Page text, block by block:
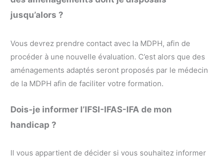
jusqu’alors ?
Vous devrez prendre contact avec la MDPH, afin de
procéder à une nouvelle évaluation. C’est alors que des
aménagements adaptés seront proposés par le médecin
de la MDPH afin de faciliter votre formation.
Dois-je informer l’IFSI-IFAS-IFA de mon
handicap ?
Il vous appartient de décider si vous souhaitez informer